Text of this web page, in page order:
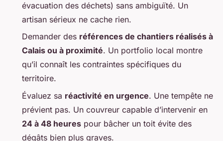
évacuation des déchets) sans ambiguïté. Un
artisan sérieux ne cache rien.
Demander des références de chantiers réalisés à
Calais ou à proximité. Un portfolio local montre
qu’il connaît les contraintes spécifiques du
territoire.
Évaluez sa réactivité en urgence. Une tempête ne
prévient pas. Un couvreur capable d’intervenir en
24 à 48 heures pour bâcher un toit évite des
dégâts bien plus graves.